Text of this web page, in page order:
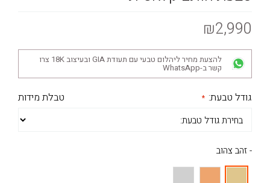
₪2,990
להצעת מחיר ליהלום טבעי עם תעודת GIA ובעיצוב 18K צרו
קשר ב-WhatsApp
טבלת מידות גודל טבעת:
- זהב צהוב